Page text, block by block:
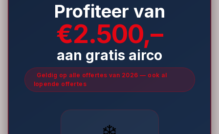
Profiteer van
€2.500,–
aan gratis airco
Geldig op alle offertes van 2026 — ook al
lopende offertes